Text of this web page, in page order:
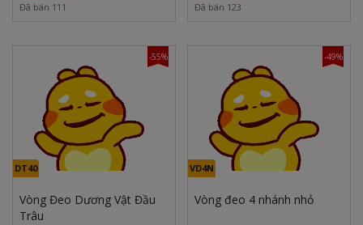
Đã bán 111
Đã bán 123
-55%
DT40
Vòng Đeo Dương Vật Đầu
Trâu
-49%
VD4N
Vòng đeo 4 nhánh nhỏ